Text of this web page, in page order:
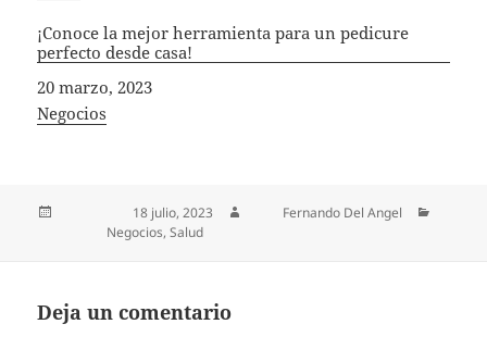
¡Conoce la mejor herramienta para un pedicure
perfecto desde casa!
Fecha
20 marzo, 2023
In relation to
Negocios
18 julio, 2023
Fernando Del Angel
Negocios,Salud
Deja un comentario